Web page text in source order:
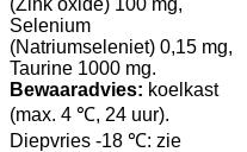
(Zink oxide) 100 mg,
Selenium
(Natriumseleniet) 0,15 mg,
Taurine 1000 mg.
Bewaaradvies: koelkast
(max. 4 ℃, 24 uur).
Diepvries -18 ℃: zie